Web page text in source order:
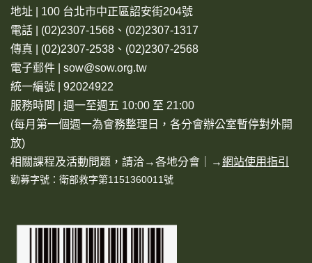
地址 | 100 台北市中正區詔安街204號
電話 | (02)2307-1568、(02)2307-1317
傳真 | (02)2307-2538、(02)2307-2568
電子郵件 | sow@sow.org.tw
統一編號 | 92024922
服務時間 | 週一至週五 10:00 至 21:00
(每月第一個週一為會務整理日，各分會辦公室暫停對外開
放)
相關課程及活動問題，請洽→各地分會 ｜→網站使用指引
勸募字號：衛部救字第1151360011號